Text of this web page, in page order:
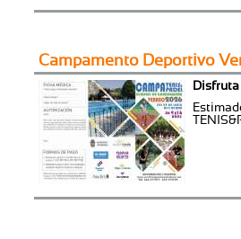
Campamento Deportivo